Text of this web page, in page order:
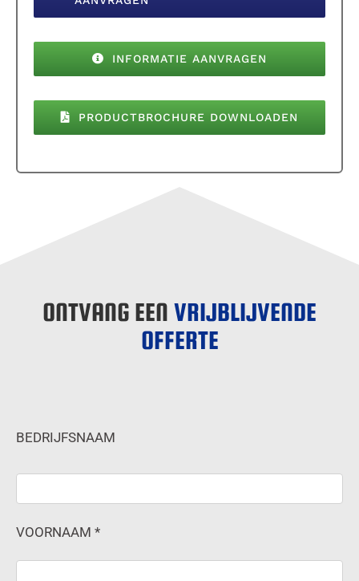
INFORMATIE AANVRAGEN
PRODUCTBROCHURE DOWNLOADEN
ONTVANG EEN VRIJBLIJVENDE
OFFERTE
BEDRIJFSNAAM
VOORNAAM *